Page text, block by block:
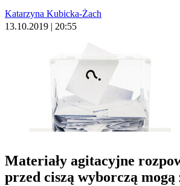
Katarzyna Kubicka-Żach
13.10.2019 | 20:55
Materiały agitacyjne
przed ciszą wyborczą mogą